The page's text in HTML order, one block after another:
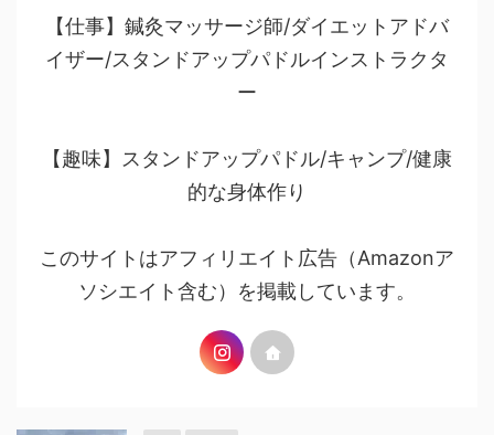
【仕事】鍼灸マッサージ師/ダイエットアドバ
イザー/スタンドアップパドルインストラクタ
ー
【趣味】スタンドアップパドル/キャンプ/健康
的な身体作り
このサイトはアフィリエイト広告（Amazonア
ソシエイト含む）を掲載しています。